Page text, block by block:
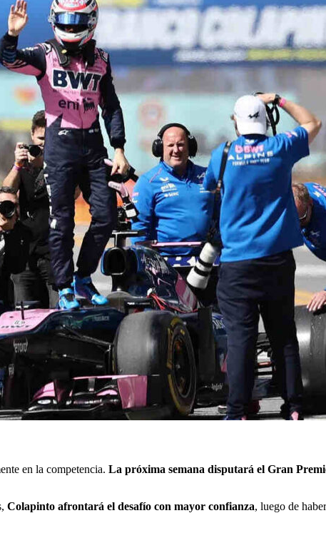
en la competencia. La próxima semana disputará el Gran
Colapinto afrontará el desafío con mayor confianza, luego de